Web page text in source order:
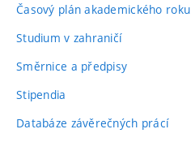
Časový plán akademického roku
Studium v zahraničí
Směrnice a předpisy
Stipendia
Databáze závěrečných prácí